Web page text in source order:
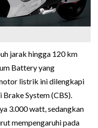
jarak hingga 120 km
Battery yang
listrik ini dilengkapi
System (CBS).
3.000 watt, sedangkan
mempengaruhi pada